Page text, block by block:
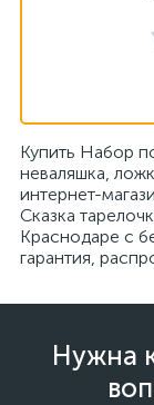
Купить Набор
неваляшка,
интернет-
Сказка
Краснодаре с
гарантия,
Нужна